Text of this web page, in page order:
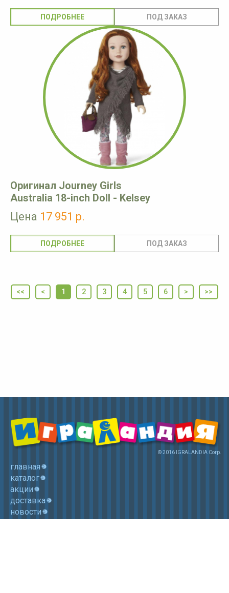
ПОДРОБНЕЕ
Оригинал Journey Girls
Australia 18-inch Doll - Kelsey
Цена 17 951 р.
ПОДРОБНЕЕ
<< < 1 2 3 4 5 6 > >>
© 2016 IGRALANDIA Corp.
главная
каталог
акции
доставка
новости